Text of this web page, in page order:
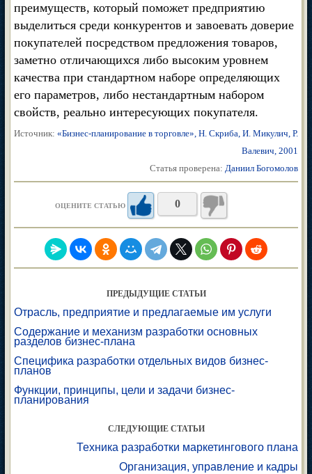
преимуществ, который поможет предприятию
выделиться среди конкурентов и завоевать доверие
покупателей посредством предложения товаров,
заметно отличающихся либо высоким уровнем
качества при стандартном наборе определяющих
его параметров, либо нестандартным набором
свойств, реально интересующих покупателя.
Источник: «Бизнес-планирование в торговле», Н. Скриба, И. Микулич, Р.
Валевич, 2001
Статья проверена: Даниил Богомолов
ОЦЕНИТЕ СТАТЬЮ 0
ПРЕДЫДУЩИЕ СТАТЬИ
Отрасль, предприятие и предлагаемые им услуги
Содержание и механизм разработки основных
разделов бизнес-плана
Специфика разработки отдельных видов бизнес-
планов
Функции, принципы, цели и задачи бизнес-
планирования
СЛЕДУЮЩИЕ СТАТЬИ
Техника разработки маркетингового плана
Организация, управление и кадры